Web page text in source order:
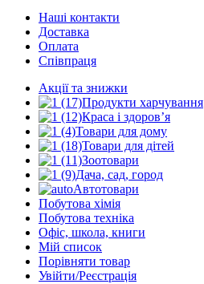
Наші контакти
Доставка
Оплата
Співпраця
Акції та знижки
Продукти харчування
Краса і здоров’я
Товари для дому
Товари для дітей
Зоотовари
Дача, сад, город
Автотовари
Побутова хімія
Побутова техніка
Офіс, школа, книги
Мій список
Порівняти товар
Увійти/Реєстрація